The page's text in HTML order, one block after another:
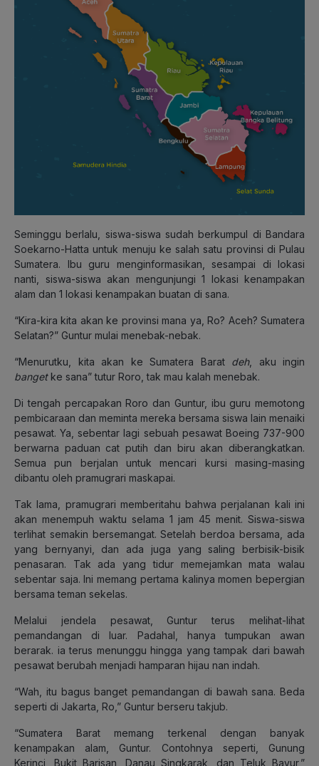
Seminggu berlalu, siswa-siswa sudah berkumpul di Bandara
Soekarno-Hatta untuk menuju ke salah satu provinsi di Pulau
Sumatera. Ibu guru menginformasikan, sesampai di lokasi
nanti, siswa-siswa akan mengunjungi 1 lokasi kenampakan
alam dan 1 lokasi kenampakan buatan di sana.
“Kira-kira kita akan ke provinsi mana ya, Ro? Aceh? Sumatera
Selatan?” Guntur mulai menebak-nebak.
“Menurutku, kita akan ke Sumatera Barat deh, aku ingin
bangetke sana” tutur Roro, tak mau kalah menebak.
Di tengah percapakan Roro dan Guntur, ibu guru memotong
pembicaraan dan meminta mereka bersama siswa lain menaiki
pesawat. Ya, sebentar lagi sebuah pesawat Boeing 737-900
berwarna paduan cat putih dan biru akan diberangkatkan.
Semua pun berjalan untuk mencari kursi masing-masing
dibantu oleh pramugrari maskapai.
Tak lama, pramugrari memberitahu bahwa perjalanan kali ini
akan menempuh waktu selama 1 jam 45 menit. Siswa-siswa
terlihat semakin bersemangat. Setelah berdoa bersama, ada
yang bernyanyi, dan ada juga yang saling berbisik-bisik
penasaran. Tak ada yang tidur memejamkan mata walau
sebentar saja. Ini memang pertama kalinya momen bepergian
bersama teman sekelas.
Melalui jendela pesawat, Guntur terus melihat-lihat
pemandangan di luar. Padahal, hanya tumpukan awan
berarak. ia terus menunggu hingga yang tampak dari bawah
pesawat berubah menjadi hamparan hijau nan indah.
“Wah, itu bagus banget pemandangan di bawah sana. Beda
seperti di Jakarta, Ro,” Guntur berseru takjub.
“Sumatera Barat memang terkenal dengan banyak
kenampakan alam, Guntur. Contohnya seperti, Gunung
Kerinci, Bukit Barisan, Danau Singkarak, dan Teluk Bayur,”